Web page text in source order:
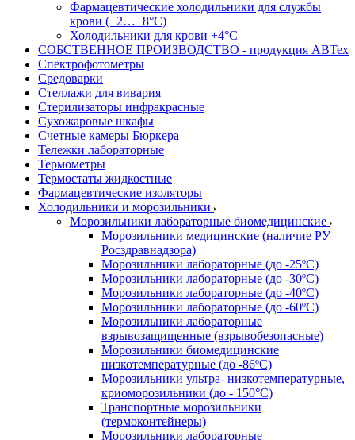
Фармацевтические холодильники для службы
крови (+2…+8°С)
Холодильники для крови +4°С
СОБСТВЕННОЕ ПРОИЗВОДСТВО - продукция АВТех
Спектрофотометры
Средоварки
Стеллажи для вивария
Стерилизаторы инфракрасные
Сухожаровые шкафы
Счетные камеры Бюркера
Тележки лабораторные
Термометры
Термостаты жидкостные
Фармацевтические изоляторы
Холодильники и морозильники
Морозильники лабораторные биомедицинские
Морозильники медицинские (наличие РУ
Росздравнадзора)
Морозильники лабораторные (до -25ºС)
Морозильники лабораторные (до -30ºС)
Морозильники лабораторные (до -40ºС)
Морозильники лабораторные (до -60ºС)
Морозильники лабораторные
взрывозащищенные (взрывобезопасные)
Морозильники биомедицинские
низкотемпературные (до -86ºС)
Морозильники ультра- низкотемпературные,
криоморозильники (до - 150°С)
Транспортные морозильники
(термоконтейнеры)
Морозильники лабораторные